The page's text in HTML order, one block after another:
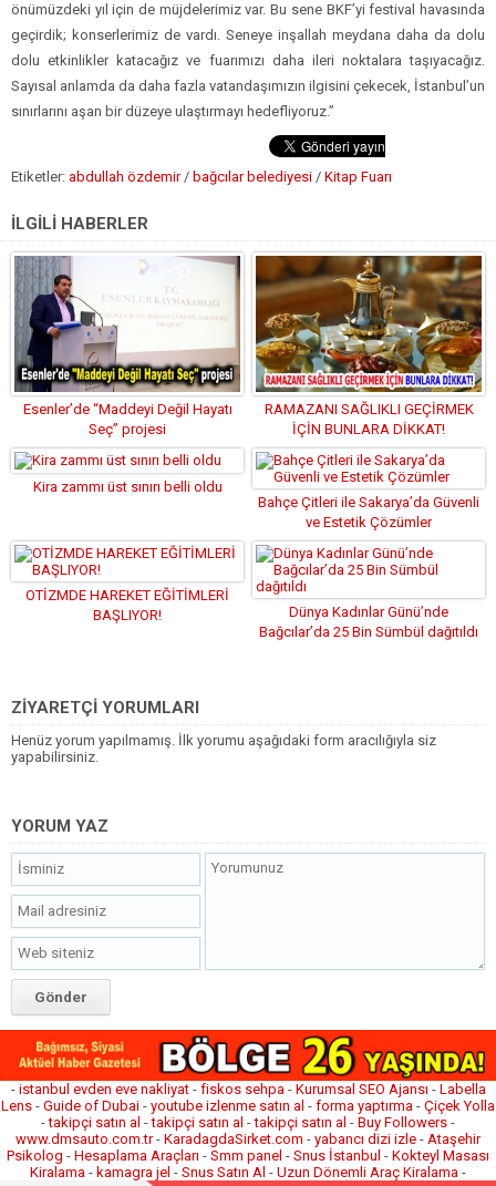
önümüzdeki yıl için de müjdelerimiz var. Bu sene BKF’yi festival havasında
geçirdik; konserlerimiz de vardı. Seneye inşallah meydana daha da dolu
dolu etkinlikler katacağız ve fuarımızı daha ileri noktalara taşıyacağız.
Sayısal anlamda da daha fazla vatandaşımızın ilgisini çekecek, İstanbul’un
sınırlarını aşan bir düzeye ulaştırmayı hedefliyoruz.”
Etiketler: abdullah özdemir/ bağcılar belediyesi / Kitap Fuarı
İLGİLİ HABERLER
Esenler’de “Maddeyi Değil Hayatı
Seç” projesi
RAMAZANI SAĞLIKLI GEÇİRMEK
İÇİN BUNLARA DİKKAT!
Kira zammı üst sınırı belli oldu
Bahçe Çitleri ile Sakarya’da Güvenli
ve Estetik Çözümler
OTİZMDE HAREKET EĞİTİMLERİ
BAŞLIYOR!
Dünya Kadınlar Günü’nde
Bağcılar’da 25 Bin Sümbül dağıtıldı
ZİYARETÇİ YORUMLARI
Henüz yorum yapılmamış. İlk yorumu aşağıdaki form aracılığıyla siz
yapabilirsiniz.
YORUM YAZ
- istanbul evden eve nakliyat- fiskos sehpa - Kurumsal SEO Ajansı - Labella
Lens - Guide of Dubai - youtube izlenme satın al - forma yaptırma - Çiçek Yolla
-takipçi satın al -takipçi satın al -takipçi satın al - Buy Followers -
www.dmsauto.com.tr- KaradagdaSirket.com - yabancı dizi izle - Ataşehir
Psikolog - Hesaplama Araçları - Smm panel - Snus İstanbul - Kokteyl Masası
Kiralama - kamagra jel - Snus Satın Al - Uzun Dönemli Araç Kiralama -